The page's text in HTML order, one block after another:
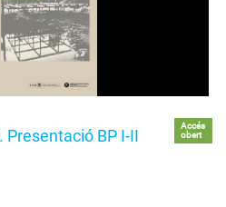
BP I-II
Accés
obert